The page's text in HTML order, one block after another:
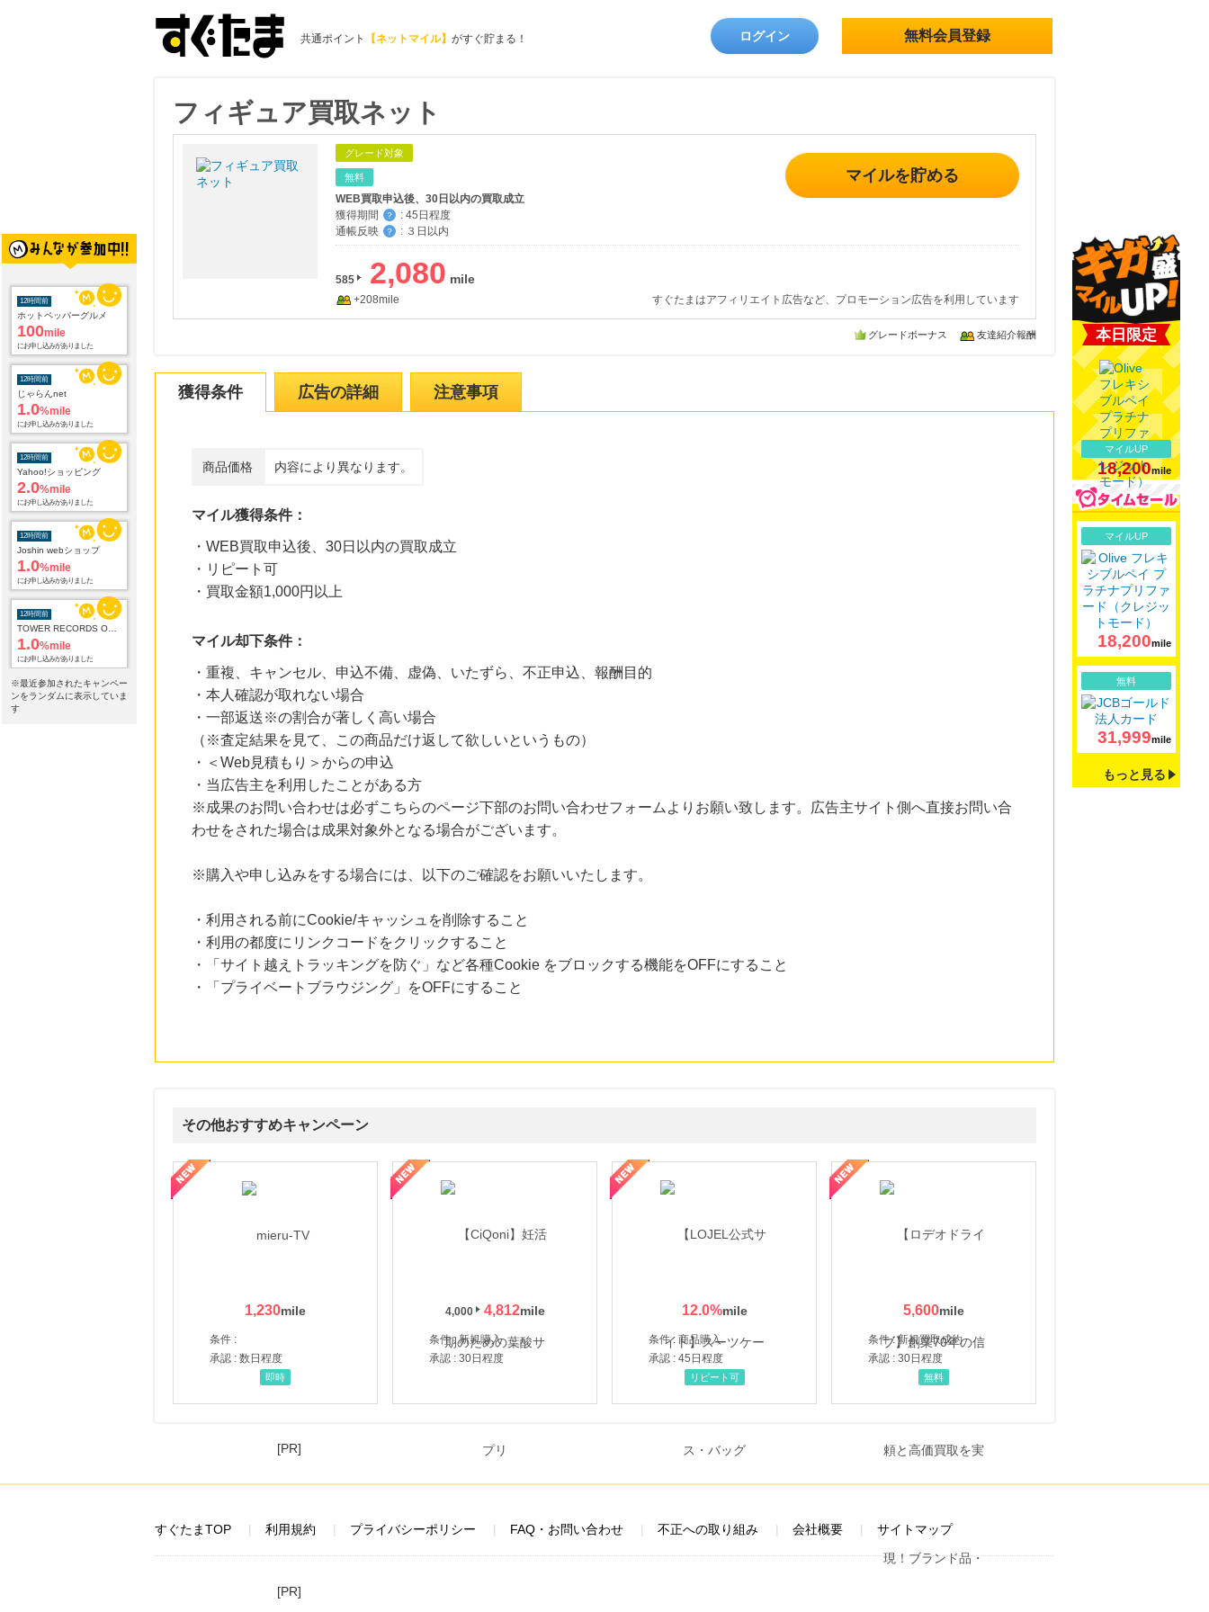
共通ポイント 【ネットマイル】 がすぐ貯まる！ ログイン 無料会員登録
12時間前
ホットペッパーグルメ
100mile
にお申し込みがありました
12時間前
じゃらんnet
1.0%mile
にお申し込みがありました
12時間前
Yahoo!ショッピング
2.0%mile
にお申し込みがありました
12時間前
Joshin webショップ
1.0%mile
にお申し込みがありました
12時間前
1.0%mile
にお申し込みがありました
12時間前
電子貸本Renta!
※最近参加されたキャンペー
ンをランダムに表示していま
す
フィギュア買取ネット
グレード対象
無料
WEB買取申込後、30日以内の買取成立
獲得期間
？ : 45日程度
通帳反映
？ : ３日以内
マイルを貯める
585 2,080
+208mile すぐたまはアフィリエイト広告など、プロモーション広告を利用しています
グレードボーナス 友達紹介報酬
獲得条件 広告の詳細 注意事項
商品価格 内容により異なります。
マイル獲得条件：
・WEB買取申込後、30日以内の買取成立
・リピート可
・買取金額1,000円以上
マイル却下条件：
・重複、キャンセル、申込不備、虚偽、いたずら、不正申込、報酬目的
・本人確認が取れない場合
・一部返送※の割合が著しく高い場合
（※査定結果を見て、この商品だけ返して欲しいというもの）
・＜Web見積もり＞からの申込
・当広告主を利用したことがある方
※成果のお問い合わせは必ずこちらのページ下部のお問い合わせフォームよりお願い致します。広告主サイト側へ直接お問い合
わせをされた場合は成果対象外となる場合がございます。
※購入や申し込みをする場合には、以下のご確認をお願いいたします。
・利用される前にCookie/キャッシュを削除すること
・利用の都度にリンクコードをクリックすること
・「サイト越えトラッキングを防ぐ」など各種Cookie をブロックする機能をOFFにすること
・「プライベートブラウジング」をOFFにすること
その他おすすめキャンペーン
1,230
条件 :
承認 : 数日程度
即時
4,000 4,812
条件 : 新規購入
承認 : 30日程度
12.0%
条件 : 商品購入
承認 : 45日程度
【LOJEL公式サイト】スーツケース・バッグ
リピート可
5,600
条件 : 新規買取成約
承認 : 30日程度
【ロデオドライブ】創業70年の信頼と高価買取を実現！ブランド品・貴金属の無料査定
無料
本日限定
マイルUP
18,200mile
マイルUP
18,200mile
無料
31,999mile
もっと見る
[PR]
すぐたまTOP 利用規約 プライバシーポリシー FAQ・お問い合わせ 不正への取り組み 会社概要 サイトマップ
[PR]